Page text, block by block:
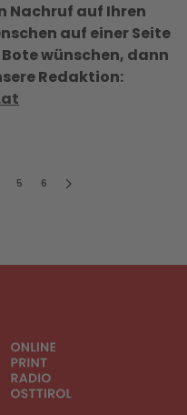
Nachruf auf Ihren
auf einer Seite
wünschen, dann
Redaktion:
5 6